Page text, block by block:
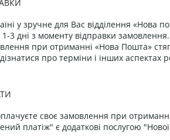
у зручне для Вас відділення «Нова
1-3 дні з моменту відправки замовлення.
при отриманні «Нова Пошта»
про терміни і інших
своє замовлення при
платіж" є додаткові послугою